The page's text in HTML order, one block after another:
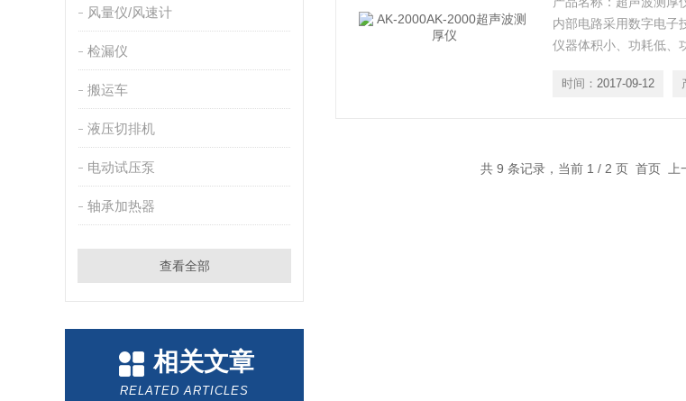
风量仪/风速计
检漏仪
搬运车
液压切排机
电动试压泵
轴承加热器
查看全部
相关文章
RELATED ARTICLES
内部电路采用数字电子
仪器体积小、功耗低、
时间： 2017-09-12
共 9 条记录，当前 1 / 2 页 首页 上